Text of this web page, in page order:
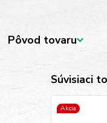
Pôvod tovaru
Súvisiaci
Akcia